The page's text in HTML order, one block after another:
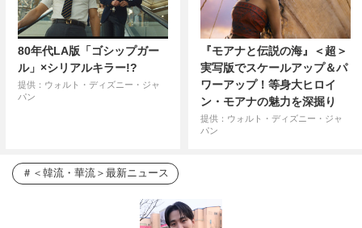
80年代LA版「ゴシップガー
ル」×シリアルキラー!?
提供：ウォルト・ディズニー・ジャ
パン
『モアナと伝説の海』＜超＞
実写版でスケールアップ＆パ
ワーアップ！等身大ヒロイ
ン・モアナの魅力を深掘り
提供：ウォルト・ディズニー・ジャ
パン
＜韓流・華流＞最新ニュース